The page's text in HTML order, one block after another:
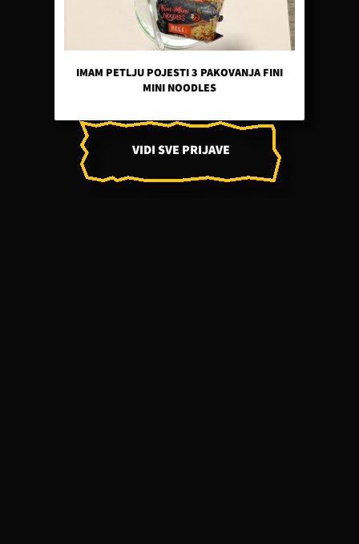
IMAM PETLJU POJESTI 3 PAKOVANJA FINI
MINI NOODLES
VIDI SVE PRIJAVE